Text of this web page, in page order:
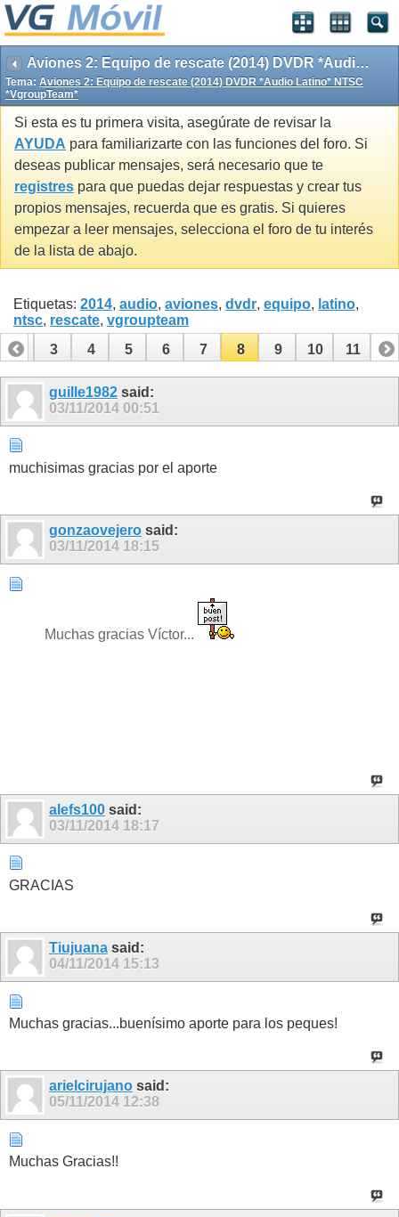
Aviones 2: Equipo de rescate (2014) DVDR *Audio Latino* NTSC *VgroupTeam*
Tema: Aviones 2: Equipo de rescate (2014) DVDR *Audio Latino* NTSC
*VgroupTeam*
Si esta es tu primera visita, asegúrate de revisar la
AYUDA para familiarizarte con las funciones del foro. Si
deseas publicar mensajes, será necesario que te
registres para que puedas dejar respuestas y crear tus
propios mensajes, recuerda que es gratis. Si quieres
empezar a leer mensajes, selecciona el foro de tu interés
de la lista de abajo.
Etiquetas: 2014, audio, aviones, dvdr, equipo, latino,
ntsc, rescate, vgroupteam
2
3 4 5 6 7 8 9 10 11
guille1982 said:
03/11/2014 00:51
muchisimas gracias por el aporte
gonzaovejero said:
03/11/2014 18:15
Muchas gracias Víctor...
alefs100 said:
03/11/2014 18:17
GRACIAS
Tiujuana said:
04/11/2014 15:13
Muchas gracias...buenísimo aporte para los peques!
arielcirujano said:
05/11/2014 12:38
Muchas Gracias!!